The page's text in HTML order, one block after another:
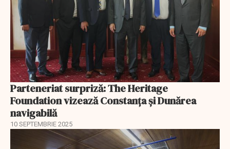
Parteneriat surpriză: The Heritage
Foundation vizează Constanța și Dunărea
navigabilă
10 SEPTEMBRIE 2025